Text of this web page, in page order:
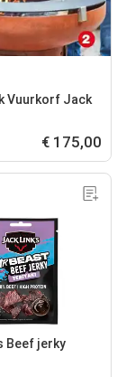
Vuurkorf Jack
€ 175,00
Beef jerky